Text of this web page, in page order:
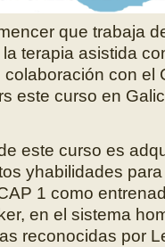
que trabaja
terapia asistida
con el
este curso en
este curso es
yhabilidades para
1 como
en el sistema
reconocidas por